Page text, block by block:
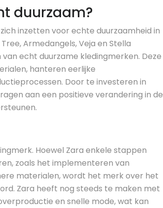
duurzaam?
inzetten voor echte duurzaamheid in
Armedangels, Veja en Stella
echt duurzame kledingmerken. Deze
hanteren eerlijke
Door te investeren in
aan een positieve verandering in de
Hoewel Zara enkele stappen
zoals het implementeren van
materialen, wordt het merk over het
Zara heeft nog steeds te maken met
en snelle mode, wat kan